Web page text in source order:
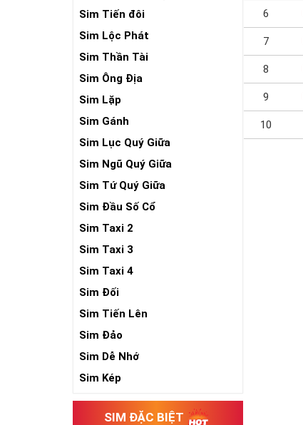
Sim Tiến đôi
Sim Lộc Phát
Sim Thần Tài
Sim Ông Địa
Sim Lặp
Sim Gánh
Sim Lục Quý Giữa
Sim Ngũ Quý Giữa
Sim Tứ Quý Giữa
Sim Đầu Số Cổ
Sim Taxi 2
Sim Taxi 3
Sim Taxi 4
Sim Đối
Sim Tiến Lên
Sim Đảo
Sim Dễ Nhớ
Sim Kép
SIM ĐẶC BIỆT
6
7
8
9
10